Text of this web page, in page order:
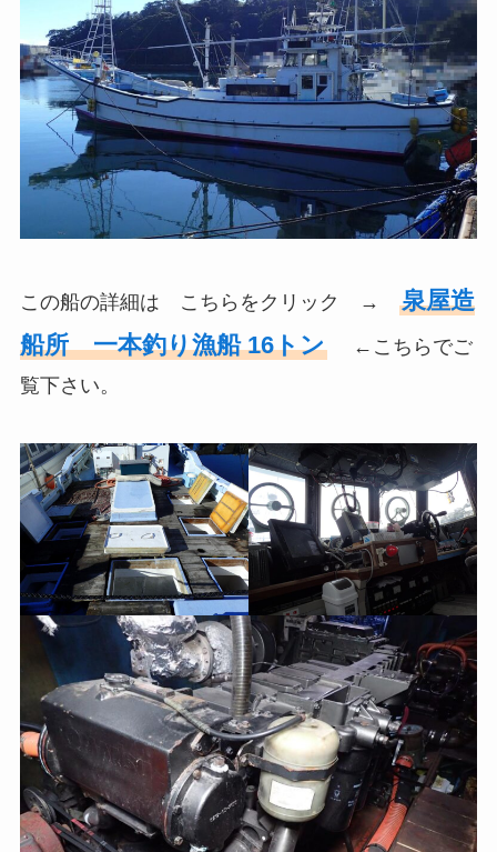
この船の詳細は こちらをクリック → 泉屋造
船所 一本釣り漁船 16トン←こちらでご
覧下さい。